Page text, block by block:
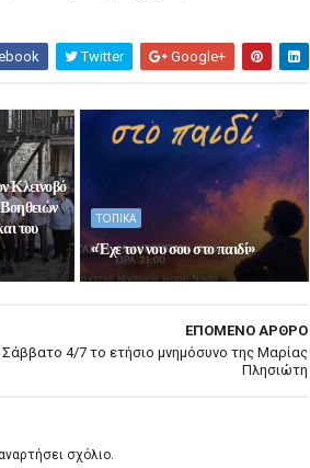
Twitter Google+
Κλεινοβό
του
ΤΟΠΙΚΑ
«Έχε τον νου σου στο παιδί»
ΕΠΟΜΕΝΟ ΑΡΘΡΟ
Σάββατο 4/7 το ετήσιο μνημόσυνο της Μαρίας
Πλησιώτη
σχόλιο.